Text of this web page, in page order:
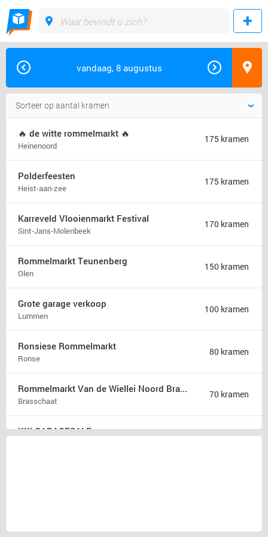
vandaag, 8 augustus
🔥 de witte rommelmarkt 🔥
Heinenoord
175 kramen
Polderfeesten
Heist-aan-zee
175 kramen
Karreveld Vlooienmarkt Festival
Sint-Jans-Molenbeek
170 kramen
Rommelmarkt Teunenberg
Olen
150 kramen
Grote garage verkoop
Lummen
100 kramen
Ronsiese Rommelmarkt
Ronse
80 kramen
Rommelmarkt Van de Wiellei Noord Brasschaat
Brasschaat
70 kramen
XXLGARAGESALE 50 kramen